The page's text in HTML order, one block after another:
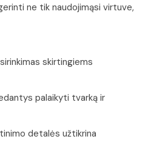
ne tik naudojimąsi virtuve,
skirtingiems
palaikyti tvarką ir
detalės užtikrina